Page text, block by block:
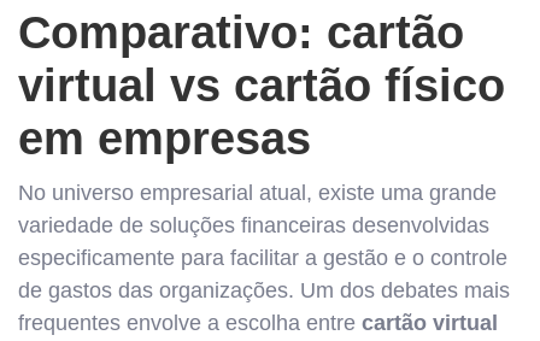
Comparativo: cartão
virtual vs cartão físico
em empresas
No universo empresarial atual, existe uma grande
variedade de soluções financeiras desenvolvidas
especificamente para facilitar a gestão e o controle
de gastos das organizações. Um dos debates mais
frequentes envolve a escolha entre cartão virtual